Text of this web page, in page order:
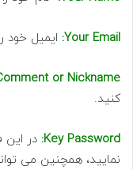
Your Email: ایمیل خود
or Nickname:
کنید.
Key Password: در این